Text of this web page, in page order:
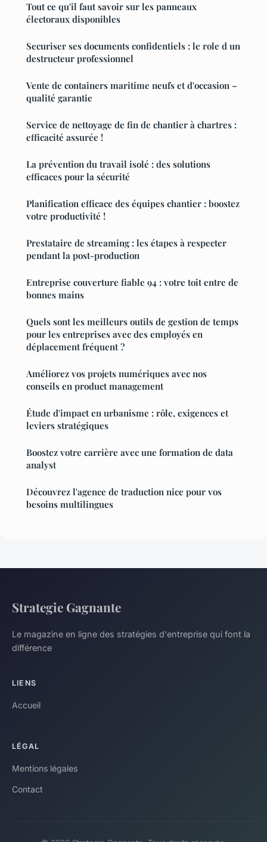
Tout ce qu'il faut savoir sur les panneaux
électoraux disponibles
Securiser ses documents confidentiels : le role d un
destructeur professionnel
Vente de containers maritime neufs et d'occasion –
qualité garantie
Service de nettoyage de fin de chantier à chartres :
efficacité assurée !
La prévention du travail isolé : des solutions
efficaces pour la sécurité
Planification efficace des équipes chantier : boostez
votre productivité !
Prestataire de streaming : les étapes à respecter
pendant la post-production
Entreprise couverture fiable 94 : votre toit entre de
bonnes mains
Quels sont les meilleurs outils de gestion de temps
pour les entreprises avec des employés en
déplacement fréquent ?
Améliorez vos projets numériques avec nos
conseils en product management
Étude d'impact en urbanisme : rôle, exigences et
leviers stratégiques
Boostez votre carrière avec une formation de data
analyst
Découvrez l'agence de traduction nice pour vos
besoins multilingues
Strategie Gagnante
Le magazine en ligne des stratégies d'entreprise qui font la
différence
LIENS
Accueil
LÉGAL
Mentions légales
Contact